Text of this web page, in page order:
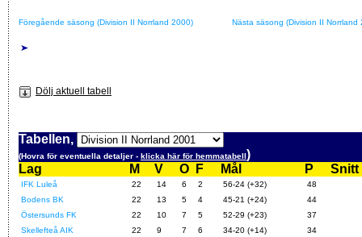
Föregående säsong (Division II Norrland 2000) Nästa säsong (Division II Norrland
Dölj aktuell tabell
Tabellen,
(Hovra för eventuella detaljer - klicka här för hemmatabell)
Lag
M V O F Mål P Snitt
IFK Luleå 22 14 6 2 56-24 (+32)
48
Bodens BK
22 13 5 4 45-21 (+24)
44
Östersunds FK
22 10 7 5 52-29 (+23)
37
Skellefteå AIK
22 9 7 6 34-20 (+14)
34